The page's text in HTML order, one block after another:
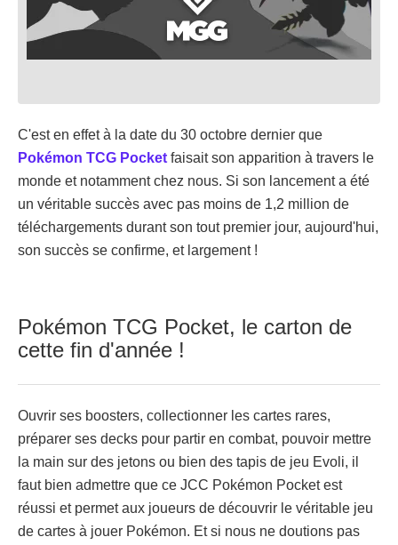
C'est en effet à la date du 30 octobre dernier que
Pokémon TCG Pocket faisait son apparition à travers le
monde et notamment chez nous. Si son lancement a été
un véritable succès avec pas moins de 1,2 million de
téléchargements durant son tout premier jour, aujourd'hui,
son succès se confirme, et largement !
Pokémon TCG Pocket, le carton de
cette fin d'année !
Ouvrir ses boosters, collectionner les cartes rares,
préparer ses decks pour partir en combat, pouvoir mettre
la main sur des jetons ou bien des tapis de jeu Evoli, il
faut bien admettre que ce JCC Pokémon Pocket est
réussi et permet aux joueurs de découvrir le véritable jeu
de cartes à jouer Pokémon. Et si nous ne doutions pas